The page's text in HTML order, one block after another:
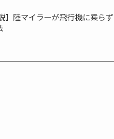
】陸マイラーが飛行機に乗ら